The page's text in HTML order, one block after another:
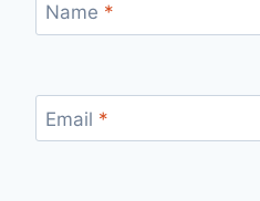
Name *
Email *